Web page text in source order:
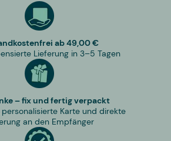
ab 49,00 €
Lieferung in 3–5 Tagen
– fix und fertig verpackt
personalisierte Karte und direkte
an den Empfänger